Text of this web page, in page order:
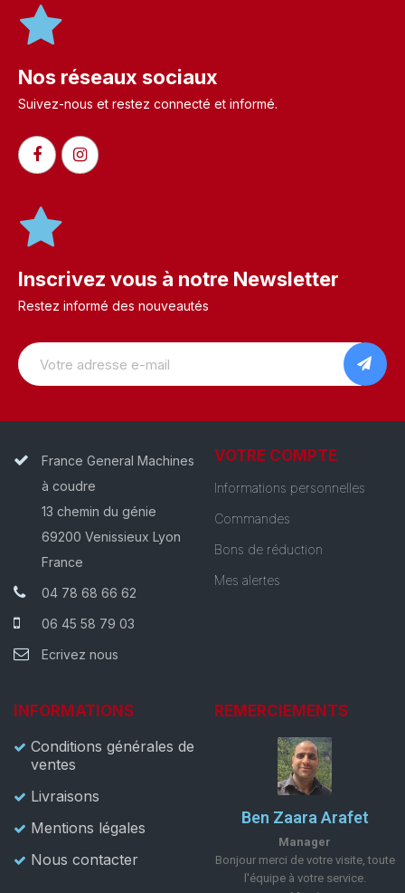
Nos réseaux sociaux
Suivez-nous et restez connecté et informé.​
Inscrivez vous à notre Newsletter
Restez informé des nouveautés
France General Machines
à coudre
13 chemin du génie
69200 Venissieux Lyon
France
04 78 68 66 62
06 45 58 79 03
Ecrivez nous
VOTRE COMPTE
Informations personnelles
Commandes
Bons de réduction
Mes alertes
INFORMATIONS
Conditions générales de
ventes
Livraisons
Mentions légales
Nous contacter
REMERCIEMENTS
Ben Zaara Arafet
Manager
Bonjour merci de votre visite, toute
l'équipe à votre service.